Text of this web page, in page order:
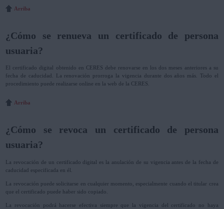
Arriba
¿Cómo se renueva un certificado de persona
usuaria?
El certificado digital obtenido en CERES debe renovarse en los dos meses anteriores a su
fecha de caducidad. La renovación prorroga la vigencia durante dos años más. Todo el
procedimiento puede realizarse online en la web de la CERES.
Arriba
¿Cómo se revoca un certificado de persona
usuaria?
La revocación de un certificado digital es la anulación de su vigencia antes de la fecha de
caducidad especificada en él.
La revocación puede solicitarse en cualquier momento, especialmente cuando el titular crea
que el certificado puede haber sido copiado.
La revocación podrá hacerse efectiva siempre que la vigencia del certificado no haya